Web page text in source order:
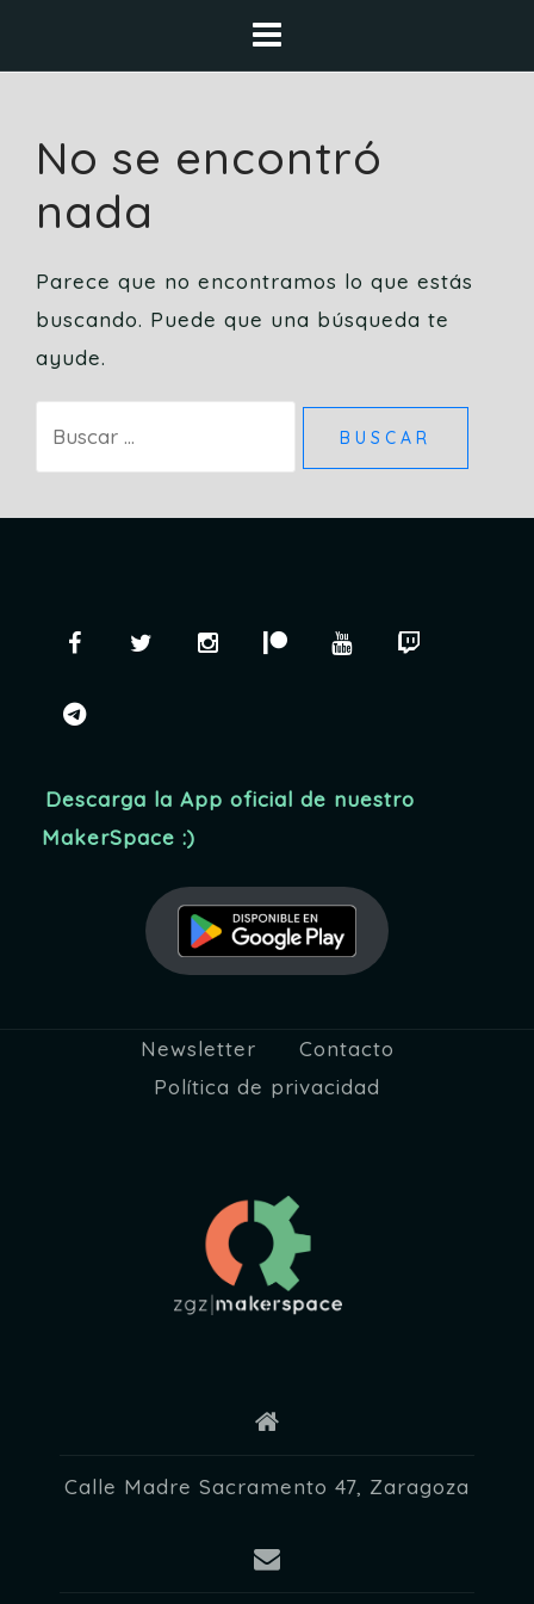
No se encontró
nada
Parece que no encontramos lo que estás
buscando. Puede que una búsqueda te
ayude.
FacebookTwitter InstagramPatreonYouTube
telegram
Descarga la App oficial de nuestro
MakerSpace :)
Newsletter
Contacto
Política de privacidad
Calle Madre Sacramento 47, Zaragoza